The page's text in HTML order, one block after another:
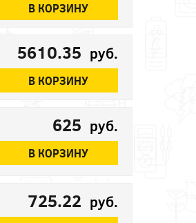
В КОРЗИНУ
5610.35 руб.
В КОРЗИНУ
625 руб.
В КОРЗИНУ
725.22 руб.